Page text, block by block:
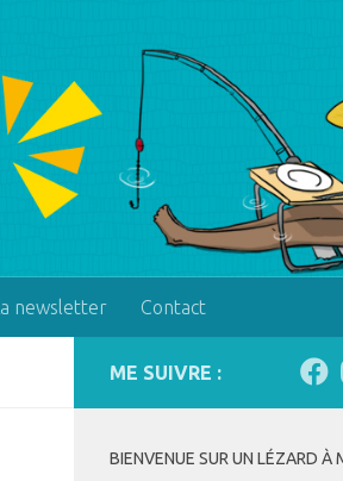
La newsletter Contact
ME SUIVRE :
BIENVENUE SUR UN LÉZARD À